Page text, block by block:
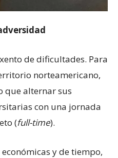
de dificultades. Para
norteamericano,
que alternar sus
con una jornada
(full-time).
y de tiempo,